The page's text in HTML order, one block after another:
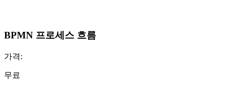
BPMN 프로세스 흐름
가격:
무료